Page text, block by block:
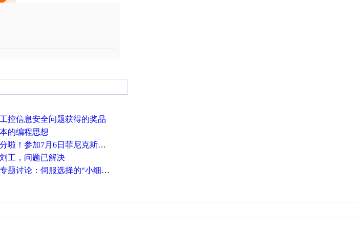
控信息安全问题获得的奖品
的编程思想
！参加7月6日菲尼克斯在线研讨会即得
工，问题已解决
讨论：伺服选择的“小细节大学问”奖励公告